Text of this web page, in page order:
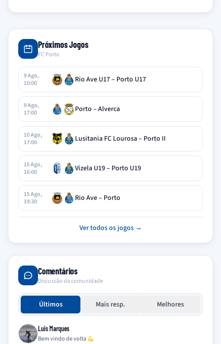
Próximos Jogos
FC Porto
9 Ago,
10:00
Rio Ave U17 – Porto U17
9 Ago,
17:00
Porto – Alverca
10 Ago,
17:00
Lusitania FC Lourosa – Porto II
15 Ago,
16:00
Vizela U19 – Porto U19
15 Ago,
19:30
Rio Ave – Porto
Ver todos os jogos →
Comentários
Discussão da comunidade
Últimos Mais resp. Melhores
Luis Marques
Bem vindo de volta